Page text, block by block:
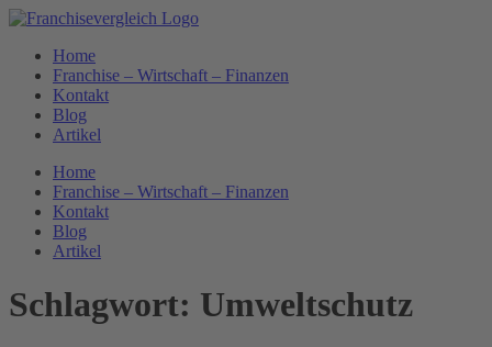
Zum
springenHome
Franchise – Wirtschaft – Finanzen
Kontakt
Blog
Artikel
Home
Franchise – Wirtschaft – Finanzen
Kontakt
Blog
Artikel
Schlagwort: Umweltschutz